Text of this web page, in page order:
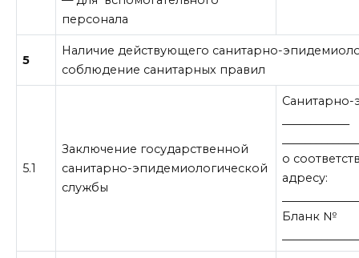
персонала
5
Наличие действующего санитарно-
соблюдение санитарных правил
5.1
Заключение государственной
санитарно-эпидемиологической
службы
Санитарно-
о
адресу:
Бланк №